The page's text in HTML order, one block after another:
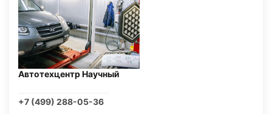
Автотехцентр Научный
+7 (499) 288-05-36